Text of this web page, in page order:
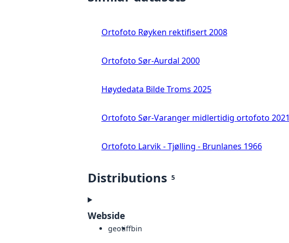
Ortofoto Røyken rektifisert 2008
Ortofoto Sør-Aurdal 2000
Høydedata Bilde Troms 2025
Ortofoto Sør-Varanger midlertidig ortofoto 2021
Ortofoto Larvik - Tjølling - Brunlanes 1966
Distributions 5
Webside
geotiffbin